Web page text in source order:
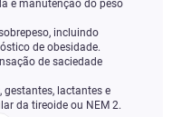
e manutenção do peso
incluindo
de obesidade.
de saciedade
gestantes, lactantes e
da tireoide ou NEM 2.